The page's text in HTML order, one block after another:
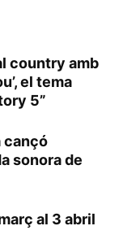
country amb
el tema
5”
cançó
sonora de
al 3 abril